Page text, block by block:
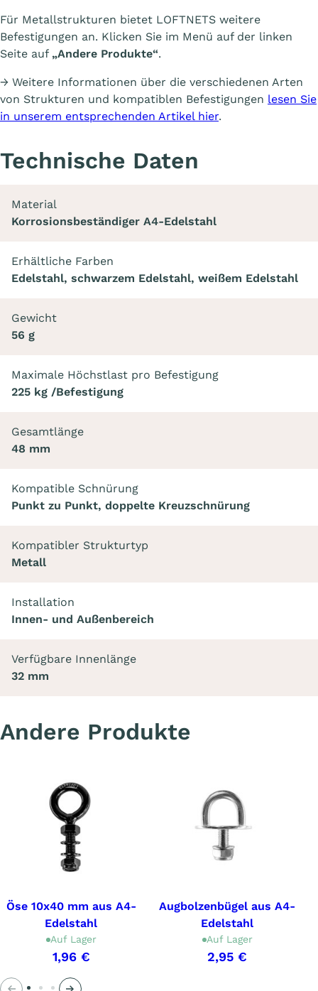
Für Metallstrukturen bietet LOFTNETS weitere
Befestigungen an. Klicken Sie im Menü auf der linken
Seite auf „Andere Produkte“.
→ Weitere Informationen über die verschiedenen Arten
von Strukturen und kompatiblen Befestigungen lesen Sie
in unserem entsprechenden Artikel hier.
Technische Daten
Material
Korrosionsbeständiger A4-Edelstahl
Erhältliche Farben
Edelstahl, schwarzem Edelstahl, weißem Edelstahl
Gewicht
56 g
Maximale Höchstlast pro Befestigung
225 kg /Befestigung
Gesamtlänge
48 mm
Kompatible Schnürung
Punkt zu Punkt, doppelte Kreuzschnürung
Kompatibler Strukturtyp
Metall
Installation
Innen- und Außenbereich
Verfügbare Innenlänge
32 mm
Andere Produkte
Öse 10x40 mm aus A4-
Edelstahl
Auf Lager
1,96 €
Augbolzenbügel aus A4-
Edelstahl
Auf Lager
2,95 €